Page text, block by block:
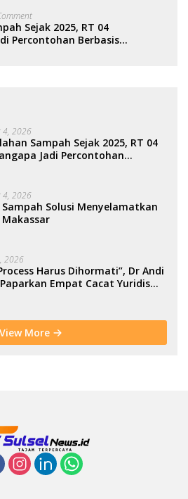
Sejak 2025, RT 04
Percontohan Berbasis
4, 2026
Sampah Sejak 2025, RT 04
Jadi Percontohan
4, 2026
Sampah Solusi Menyelamatkan
2026
Harus Dihormati”, Dr Andi
Empat Cacat Yuridis
View More